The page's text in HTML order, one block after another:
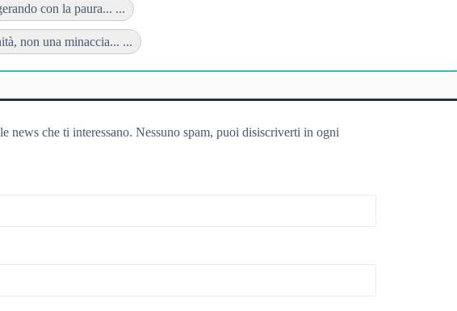
con la paura... ...
non una minaccia... ...
news che ti interessano. Nessuno spam, puoi disiscriverti in ogni